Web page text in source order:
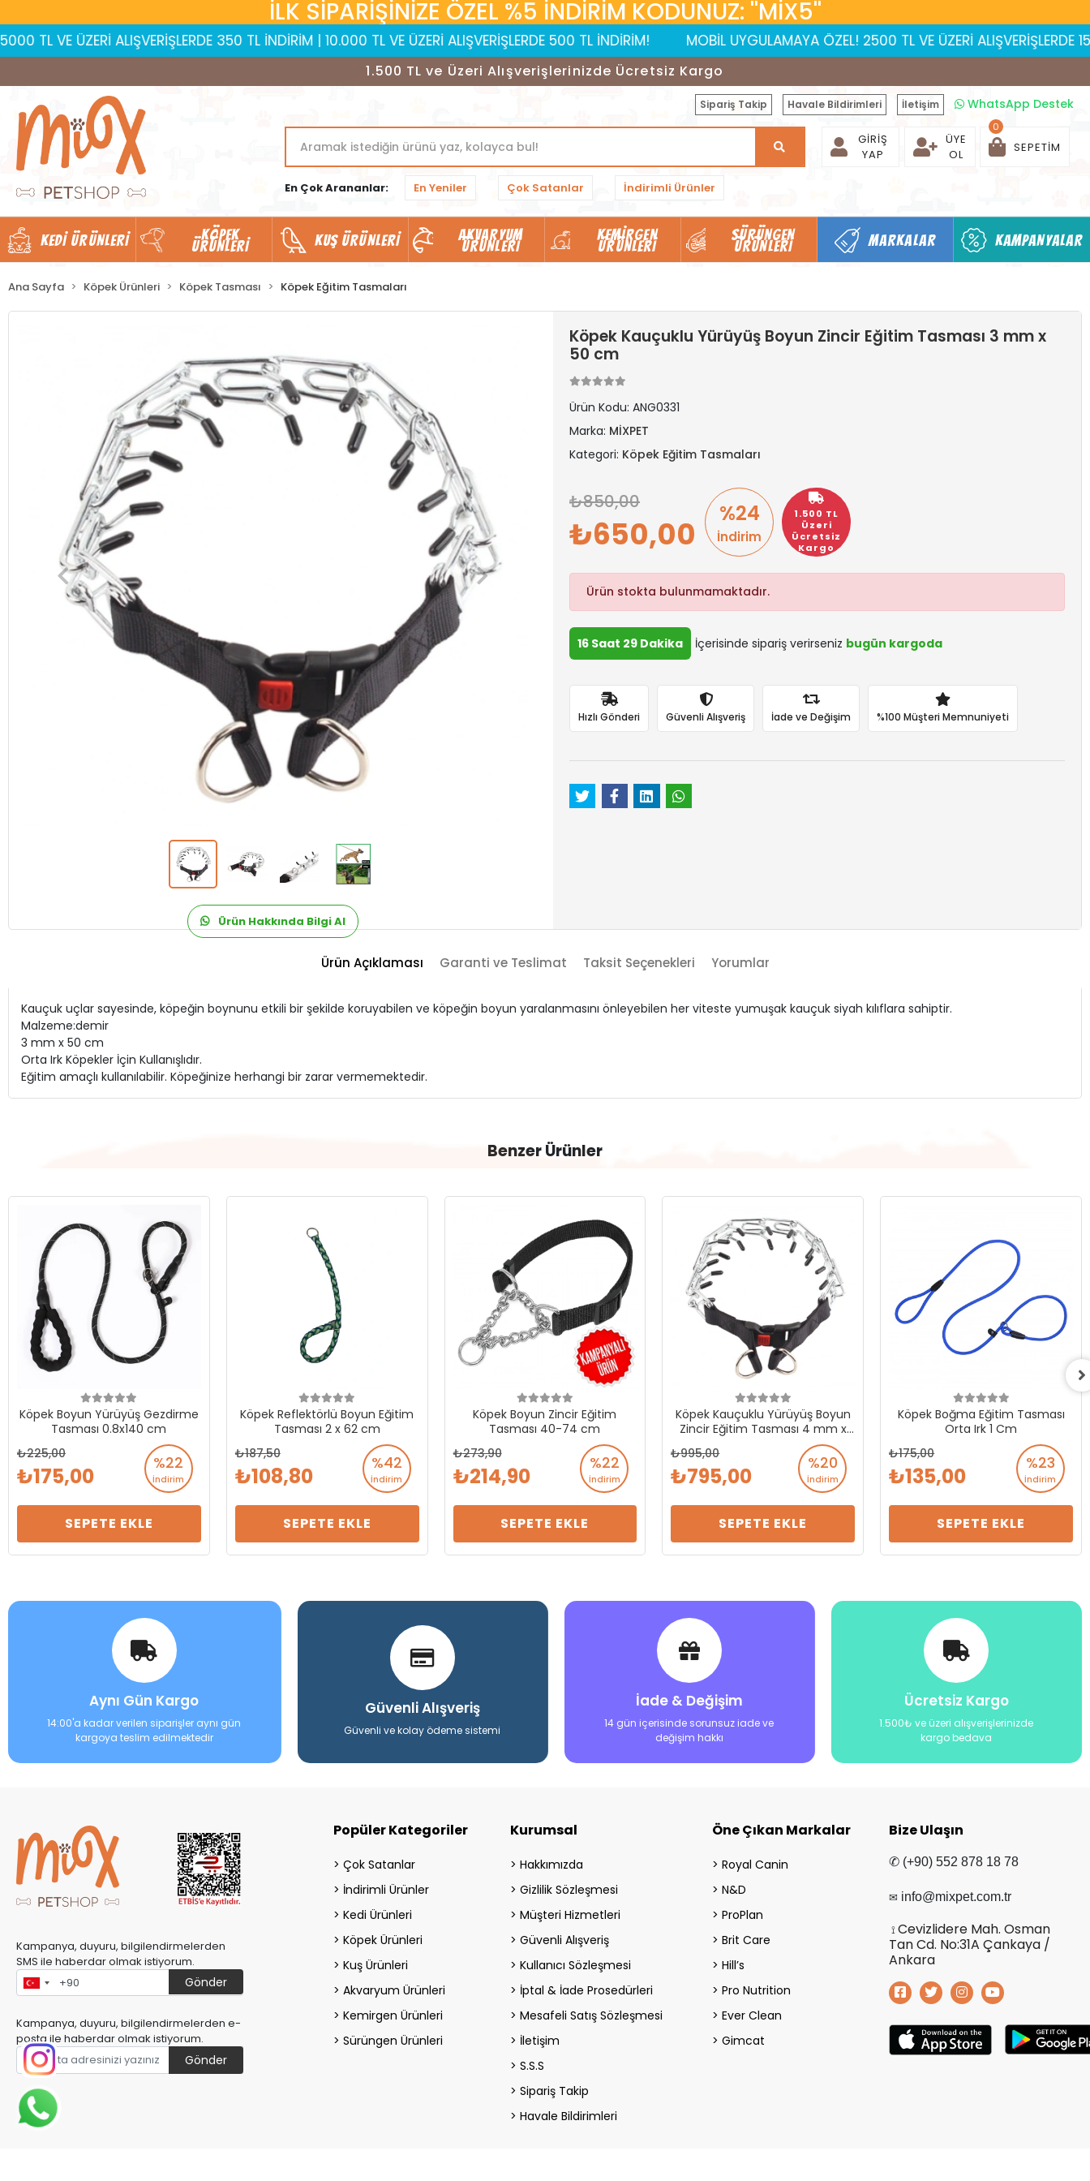
İLK SİPARİŞİNİZE ÖZEL %5 İNDİRİM KODUNUZ: ''MİX5''
ÜZERİ ALIŞVERİŞLERDE 350 TL İNDİRİM | 10.000 TL VE ÜZERİ ALIŞVERİŞLERDE 500 TL İNDİRİM! MOBİL UYGULAMAYA ÖZEL! 2500 TL VE ÜZERİ ALIŞVERİŞLERDE 150 TL
1.500 TL ve Üzeri Alışverişlerinizde Ücretsiz Kargo
Sipariş Takip Havale Bildirimleri İletişim WhatsApp Destek
En Çok Arananlar: En Yeniler Çok Satanlar İndirimli Ürünler
GIRIŞ
YAP
ÜYE
OL
SEPETIM
0
KEDI ÜRÜNLERI KÖPEK
ÜRÜNLERI KUŞ ÜRÜNLERI AKVARYUM
ÜRÜNLERI
KEMIRGEN
ÜRÜNLERI
SÜRÜNGEN
ÜRÜNLERI MARKALAR KAMPANYALAR
Ana Sayfa Köpek Ürünleri Köpek Tasması Köpek Eğitim Tasmaları
Ürün Hakkında Bilgi Al
Köpek Kauçuklu Yürüyüş Boyun Zincir Eğitim Tasması 3 mm x
50 cm
Ürün Kodu: ANG0331
Marka: MİXPET
Kategori: Köpek Eğitim Tasmaları
1.500 TL
Üzeri
Ücretsiz
Kargo
%24
İndirim
850,00
650,00
Ürün stokta bulunmamaktadır.
16 Saat 29 Dakika İçerisinde sipariş verirseniz bugün kargoda
Hızlı Gönderi Güvenli Alışveriş İade ve Değişim %100 Müşteri Memnuniyeti
Ürün Açıklaması Garanti ve Teslimat Taksit Seçenekleri Yorumlar
Kauçuk uçlar sayesinde, köpeğin boynunu etkili bir şekilde koruyabilen ve köpeğin boyun yaralanmasını önleyebilen her viteste yumuşak kauçuk siyah kılıflara sahiptir.
Malzeme:demir
3 mm x 50 cm
Orta Irk Köpekler İçin Kullanışlıdır.
Eğitim amaçlı kullanılabilir. Köpeğinize herhangi bir zarar vermemektedir.
Benzer Ürünler
Köpek Boyun Yürüyüş Gezdirme
Tasması 0.8x140 cm
%22
İndirim
225,00
175,00
SEPETE EKLE
Köpek Reflektörlü Boyun Eğitim
Tasması 2 x 62 cm
%42
İndirim
187,50
108,80
SEPETE EKLE
Köpek Boyun Zincir Eğitim
Tasması 40-74 cm
%22
İndirim
273,90
214,90
SEPETE EKLE
Köpek Kauçuklu Yürüyüş Boyun
Zincir Eğitim Tasması 4 mm x
%20
İndirim
995,00
795,00
SEPETE EKLE
Köpek Boğma Eğitim Tasması
Orta Irk 1 Cm
%23
İndirim
175,00
135,00
SEPETE EKLE
Aynı Gün Kargo
14:00'a kadar verilen siparişler aynı gün
kargoya teslim edilmektedir
Güvenli Alışveriş
Güvenli ve kolay ödeme sistemi
İade & Değişim
14 gün içerisinde sorunsuz iade ve
değişim hakkı
Ücretsiz Kargo
1.500₺ ve üzeri alışverişlerinizde
kargo bedava
Kampanya, duyuru, bilgilendirmelerden
SMS ile haberdar olmak istiyorum.
Gönder
Kampanya, duyuru, bilgilendirmelerden e-
posta ile haberdar olmak istiyorum.
Gönder
Popüler Kategoriler
Çok Satanlar
İndirimli Ürünler
Kedi Ürünleri
Köpek Ürünleri
Kuş Ürünleri
Akvaryum Ürünleri
Kemirgen Ürünleri
Sürüngen Ürünleri
Kurumsal
Hakkımızda
Gizlilik Sözleşmesi
Müşteri Hizmetleri
Güvenli Alışveriş
Kullanıcı Sözleşmesi
İptal & İade Prosedürleri
Mesafeli Satış Sözleşmesi
İletişim
S.S.S
Sipariş Takip
Havale Bildirimleri
Öne Çıkan Markalar
Royal Canin
N&D
ProPlan
Brit Care
Hill’s
Pro Nutrition
Ever Clean
Gimcat
Bize Ulaşın
✆ (+90) 552 878 18 78
✉ info@mixpet.com.tr
⟟Cevizlidere Mah. Osman
Tan Cd. No:31A Çankaya /
Ankara